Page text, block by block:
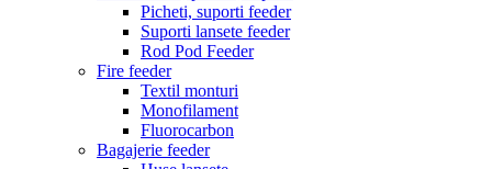
Picheti, suporti feeder
Suporti lansete feeder
Rod Pod Feeder
Fire feeder
Textil monturi
Monofilament
Fluorocarbon
Bagajerie feeder